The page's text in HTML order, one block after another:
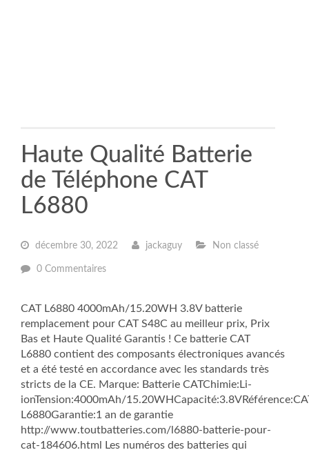
Haute Qualité Batterie
de Téléphone CAT
L6880
décembre 30, 2022 jackaguy Non classé
0 Commentaires
CAT L6880 4000mAh/15.20WH 3.8V batterie
remplacement pour CAT S48C au meilleur prix, Prix
Bas et Haute Qualité Garantis ! Ce batterie CAT
L6880 contient des composants électroniques avancés
et a été testé en accordance avec les standards très
stricts de la CE. Marque: Batterie CATChimie:Li-
ionTension:4000mAh/
L6880Garantie:1 an de garantie
http://www.toutbatteries.com/l6880-batterie-pour-
cat-184606.html Les numéros des batteries qui